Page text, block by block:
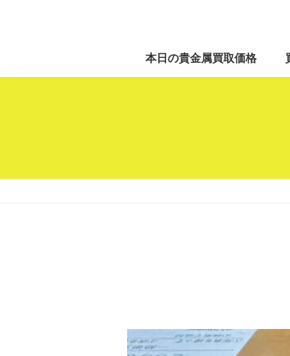
本日の貴金属買取価格